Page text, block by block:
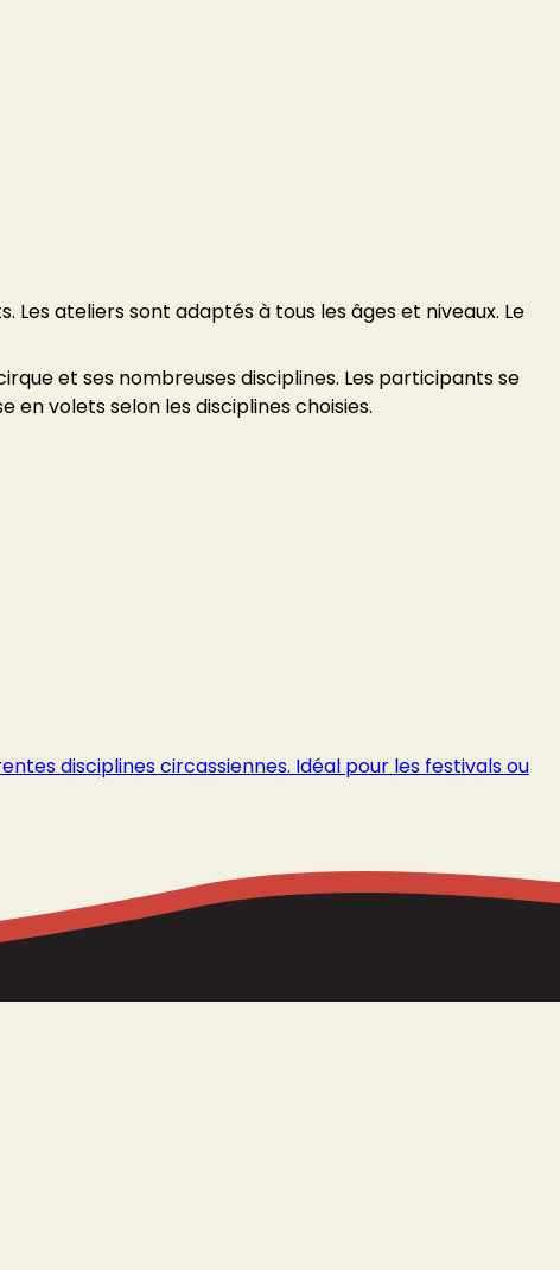
ateliers sont adaptés à tous les âges et niveaux. Le
et ses nombreuses disciplines. Les participants se
volets selon les disciplines choisies.
disciplines circassiennes. Idéal pour les festivals ou